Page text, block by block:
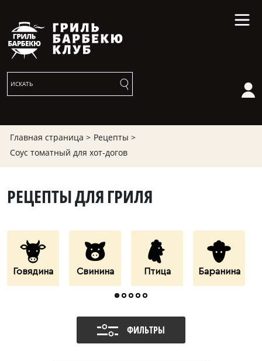
Главная страница > Рецепты >
Соус томатный для хот-догов
РЕЦЕПТЫ ДЛЯ ГРИЛЯ
Говядина Свинина Птица Баранина
ФИЛЬТРЫ